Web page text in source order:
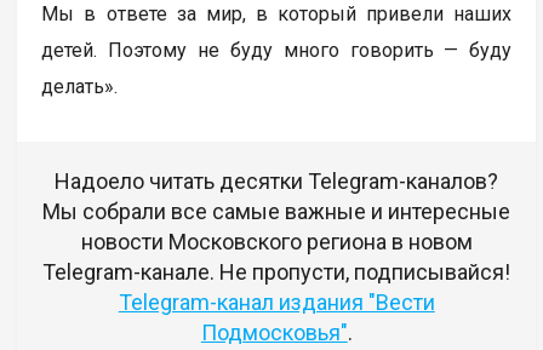
Мы в ответе за мир, в который привели наших
детей. Поэтому не буду много говорить — буду
делать».
Надоело читать десятки Telegram-каналов?
Мы собрали все самые важные и интересные
новости Московского региона в новом
Telegram-канале. Не пропусти, подписывайся!
Telegram-канал издания "Вести
Подмосковья".